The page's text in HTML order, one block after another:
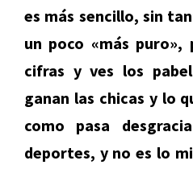
es más sencillo, sin
un poco «más
cifras y ves los
ganan las chicas y lo
como pasa
deportes, y no es lo